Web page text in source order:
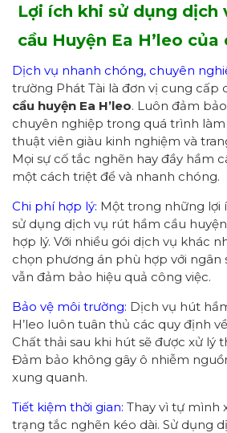
Lợi ích khi sử dụng dịch
cầu Huyện Ea H’leo của
Dịch vụ nhanh chóng, chuyên
trường Phát Tài là đơn vị cung cấp
cầu huyện Ea H’leo. Luôn đảm
chuyên nghiệp trong quá trình làm
thuật viên giàu kinh nghiệm và
Mọi sự cố tắc nghẽn hay đầy hầm
một cách triệt để và nhanh chóng.
Chi phí hợp lý: Một trong những lợi
sử dụng dịch vụ rút hầm cầu
hợp lý. Với nhiều gói dịch vụ khác
chọn phương án phù hợp với ngân
vẫn đảm bảo hiệu quả công việc.
Bảo vệ môi trường: Dịch vụ hút
H’leo luôn tuân thủ các quy định
Chất thải sau khi hút sẽ được xử lý
Đảm bảo không gây ô nhiễm
xung quanh.
Tiết kiệm thời gian: Thay vì tự mình
trạng tắc nghẽn kéo dài. Sử dụng